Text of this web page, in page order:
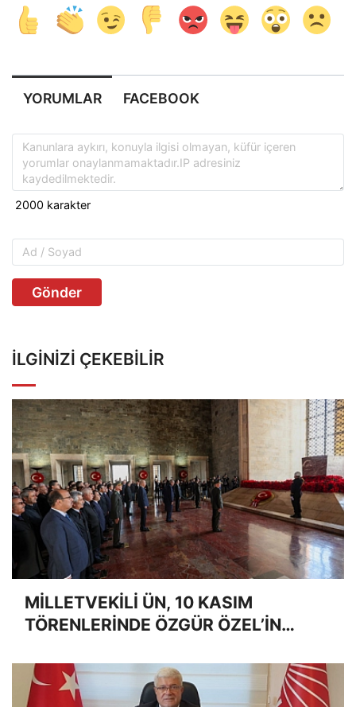
YORUMLAR FACEBOOK
Gönder
İLGINIZI ÇEKEBILIR
MİLLETVEKİLİ ÜN, 10 KASIM
TÖRENLERİNDE ÖZGÜR ÖZEL’İN